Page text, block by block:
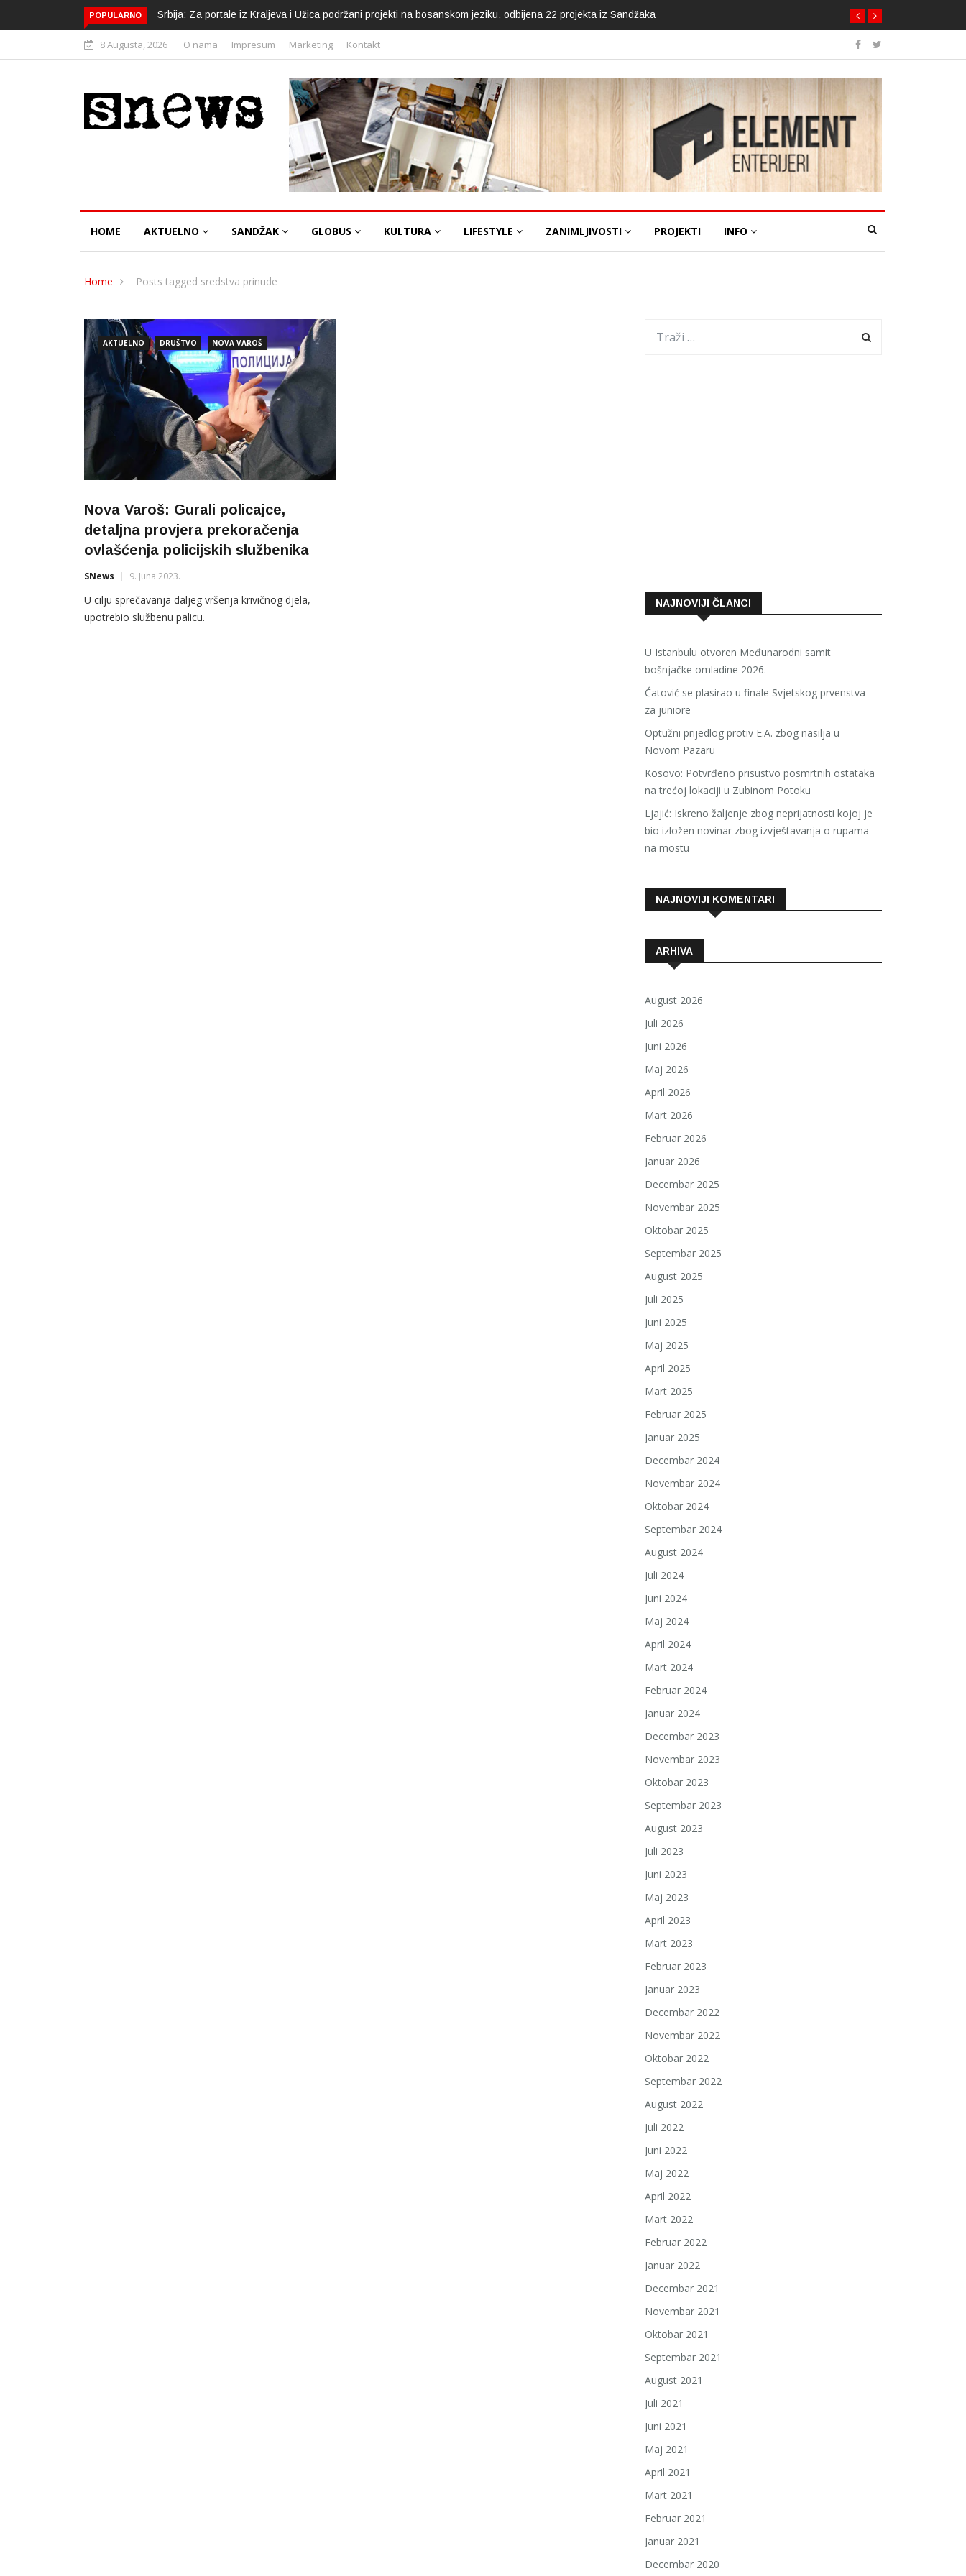
POPULARNO Srbija: Za portale iz Kraljeva i Užica podržani projekti na bosanskom jeziku, odbijena 22 projekta iz Sandžaka
8 Augusta, 2026 O nama Impresum Marketing Kontakt
HOME AKTUELNO SANDŽAK GLOBUS KULTURA LIFESTYLE ZANIMLJIVOSTI PROJEKTI INFO
Home Posts tagged sredstva prinude
AKTUELNO DRUŠTVO NOVA VAROŠ
Nova Varoš: Gurali policajce,
detaljna provjera prekoračenja
ovlašćenja policijskih službenika
SNews 9. Juna 2023.
U cilјu sprečavanja dalјeg vršenja krivičnog djela,
upotrebio službenu palicu.
NAJNOVIJI ČLANCI
U Istanbulu otvoren Međunarodni samit
bošnjačke omladine 2026.
Ćatović se plasirao u finale Svjetskog prvenstva
za juniore
Optužni prijedlog protiv E.A. zbog nasilja u
Novom Pazaru
Kosovo: Potvrđeno prisustvo posmrtnih ostataka
na trećoj lokaciji u Zubinom Potoku
Ljajić: Iskreno žaljenje zbog neprijatnosti kojoj je
bio izložen novinar zbog izvještavanja o rupama
na mostu
NAJNOVIJI KOMENTARI
ARHIVA
August 2026
Juli 2026
Juni 2026
Maj 2026
April 2026
Mart 2026
Februar 2026
Januar 2026
Decembar 2025
Novembar 2025
Oktobar 2025
Septembar 2025
August 2025
Juli 2025
Juni 2025
Maj 2025
April 2025
Mart 2025
Februar 2025
Januar 2025
Decembar 2024
Novembar 2024
Oktobar 2024
Septembar 2024
August 2024
Juli 2024
Juni 2024
Maj 2024
April 2024
Mart 2024
Februar 2024
Januar 2024
Decembar 2023
Novembar 2023
Oktobar 2023
Septembar 2023
August 2023
Juli 2023
Juni 2023
Maj 2023
April 2023
Mart 2023
Februar 2023
Januar 2023
Decembar 2022
Novembar 2022
Oktobar 2022
Septembar 2022
August 2022
Juli 2022
Juni 2022
Maj 2022
April 2022
Mart 2022
Februar 2022
Januar 2022
Decembar 2021
Novembar 2021
Oktobar 2021
Septembar 2021
August 2021
Juli 2021
Juni 2021
Maj 2021
April 2021
Mart 2021
Februar 2021
Januar 2021
Decembar 2020